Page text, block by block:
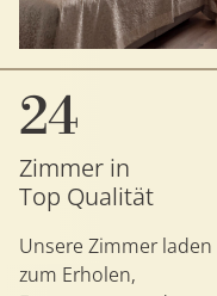
24
Zimmer in
Top Qualität
Unsere Zimmer laden
zum Erholen,